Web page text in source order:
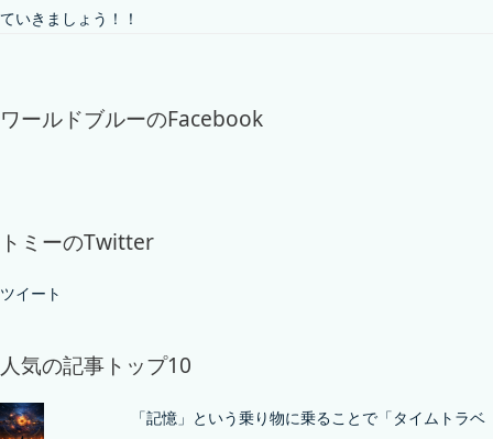
ていきましょう！！
ワールドブルーのFacebook
トミーのTwitter
ツイート
人気の記事トップ10
「記憶」という乗り物に乗ることで「タイムトラベ